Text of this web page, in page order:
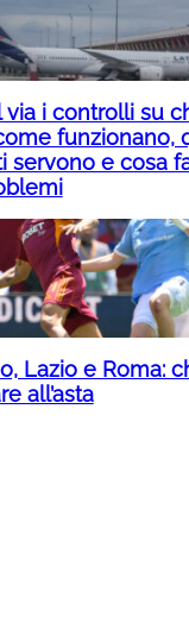
via i controlli su
funzionano,
servono e cosa
Lazio e Roma:
all’asta